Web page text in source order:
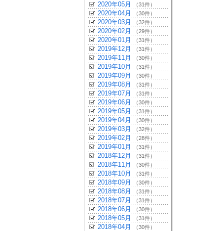
2020年05月 （31件）
2020年04月 （30件）
2020年03月 （32件）
2020年02月 （29件）
2020年01月 （31件）
2019年12月 （31件）
2019年11月 （30件）
2019年10月 （31件）
2019年09月 （30件）
2019年08月 （31件）
2019年07月 （31件）
2019年06月 （30件）
2019年05月 （31件）
2019年04月 （30件）
2019年03月 （32件）
2019年02月 （28件）
2019年01月 （31件）
2018年12月 （31件）
2018年11月 （30件）
2018年10月 （31件）
2018年09月 （30件）
2018年08月 （31件）
2018年07月 （31件）
2018年06月 （30件）
2018年05月 （31件）
2018年04月 （30件）